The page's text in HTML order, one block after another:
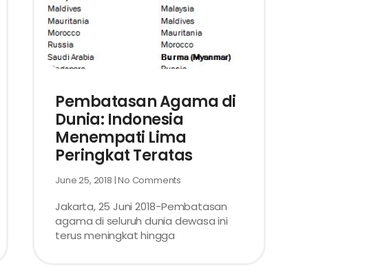
Pembatasan Agama di
Dunia: Indonesia
Menempati Lima
Peringkat Teratas
June 25, 2018 No Comments
Jakarta, 25 Juni 2018-Pembatasan
agama di seluruh dunia dewasa ini
terus meningkat hingga